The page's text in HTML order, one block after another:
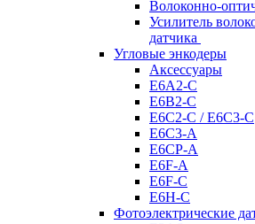
Волоконно-
Усилитель
датчика
Угловые энкодеры
Аксессуары
E6A2-C
E6B2-C
E6C2-C / E6C3-C
E6C3-A
E6CP-A
E6F-A
E6F-C
E6H-C
Фотоэлектрические